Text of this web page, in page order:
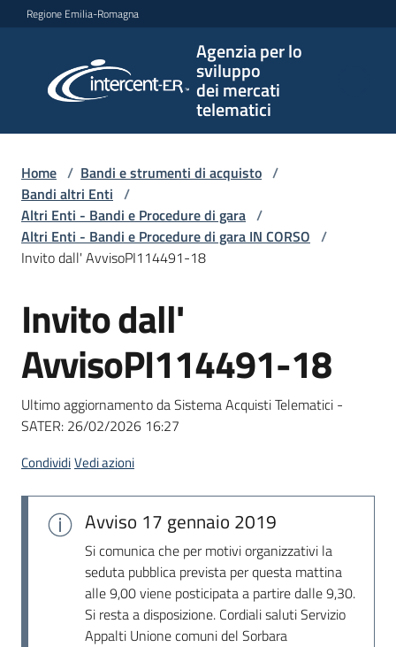
Vai al contenuto
Vai alla navigazione
Vai al footer
Regione Emilia-Romagna
Agenzia per lo
sviluppo
dei mercati
telematici
per lo
sviluppo
telematici
L'Agenzia
Bandi
strumenti
acquisto
Piattaforme
telematiche
Home / Bandi e strumenti di acquisto /
Bandi altri Enti /
Altri Enti - Bandi e Procedure di gara /
Altri Enti - Bandi e Procedure di gara IN CORSO /
Invito dall' AvvisoPI114491-18
Salta al contenuto
Invito dall'
AvvisoPI114491-18
Ultimo aggiornamento da Sistema Acquisti Telematici -
SATER: 26/02/2026 16:27
CondividiVedi azioni
Avviso 17 gennaio 2019
Si comunica che per motivi organizzativi la
seduta pubblica prevista per questa mattina
alle 9,00 viene posticipata a partire dalle 9,30.
Si resta a disposizione. Cordiali saluti Servizio
Appalti Unione comuni del Sorbara